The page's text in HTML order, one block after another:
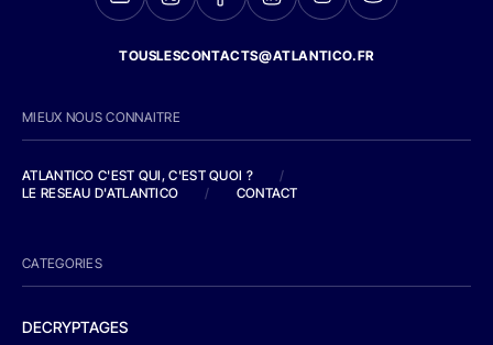
TOUSLESCONTACTS@ATLANTICO.FR
MIEUX NOUS CONNAITRE
ATLANTICO C'EST QUI, C'EST QUOI ?
/
LE RESEAU D'ATLANTICO
/ CONTACT
CATEGORIES
DECRYPTAGES